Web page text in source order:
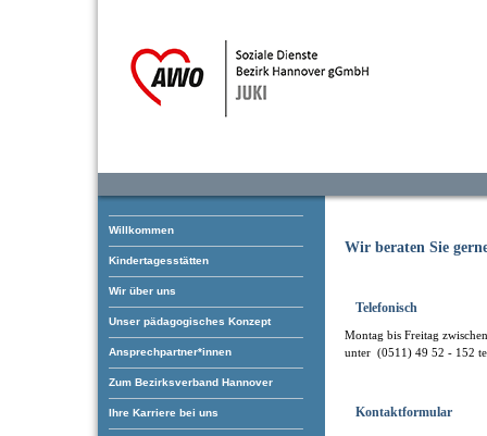
Willkommen
Kindertagesstätten
Wir über uns
Unser pädagogisches Konzept
Ansprechpartner*innen
Zum Bezirksverband Hannover
Ihre Karriere bei uns
Wir beraten Sie
Telefonisch
Montag bis Freitag
unter (0511) 49 52 - 152
Kontaktformular